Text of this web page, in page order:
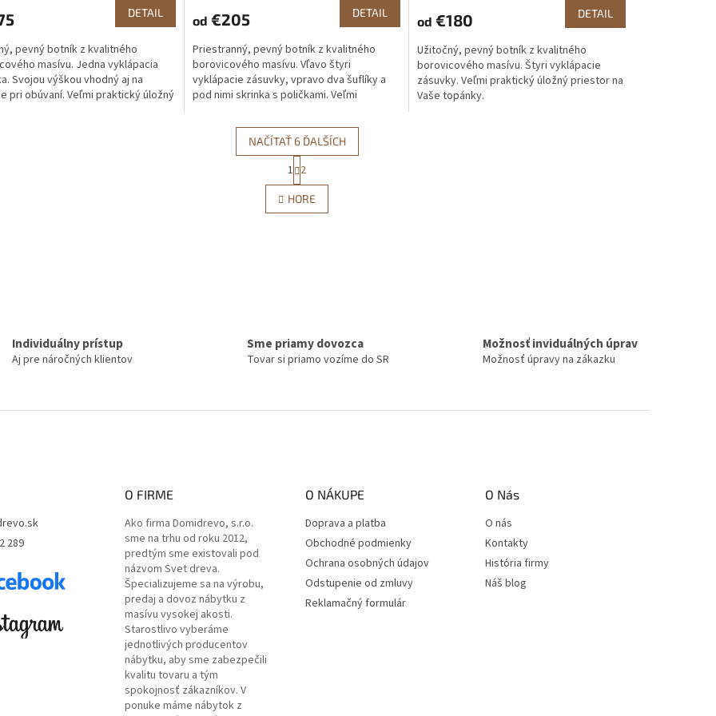
DETAIL
pevný botník z kvalitného
masívu. Jedna vyklápacia
Svojou výškou vhodný aj na
pri obúvaní. Veľmi praktický úložný
od €205 DETAIL
Priestranný, pevný botník z kvalitného
borovicového masívu. Vľavo štyri
vyklápacie zásuvky, vpravo dva šuflíky a
pod nimi skrinka s poličkami. Veľmi
od €180 DETAIL
Užitočný, pevný botník z kvalitného
borovicového masívu. Štyri vyklápacie
zásuvky. Veľmi praktický úložný priestor na
Vaše topánky.
O
v
l
v
k
NAČÍTAŤ 6 ĎALŠÍCH
t
r
á
n
1 2
HORE
Individuálny prístup
Aj pre náročných klientov
Sme priamy dovozca
Tovar si priamo vozíme do SR
Možnosť inviduálných úprav
Možnosť úpravy na zákazku
289
O FIRME
Ako firma Domidrevo, s.r.o.
sme na trhu od roku 2012,
predtým sme existovali pod
názvom Svet dreva.
Špecializujeme sa na výrobu,
predaj a dovoz nábytku z
masívu vysokej akosti.
Starostlivo vyberáme
jednotlivých producentov
nábytku, aby sme zabezpečili
kvalitu tovaru a tým
spokojnosť zákazníkov. V
ponuke máme nábytok z
O NÁKUPE
Doprava a platba
Obchodné podmienky
Ochrana osobných údajov
Odstupenie od zmluvy
Reklamačný formulár
O Nás
O nás
Kontakty
História firmy
Náš blog